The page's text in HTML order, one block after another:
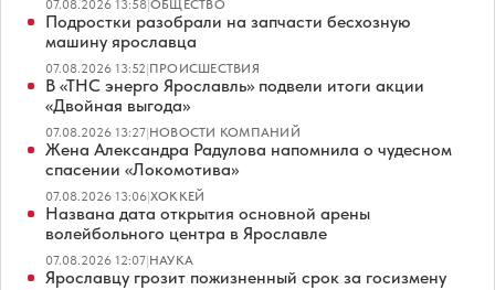
07.08.2026 13:58|ОБЩЕСТВО
Подростки разобрали на запчасти бесхозную
машину ярославца
07.08.2026 13:52|ПРОИСШЕСТВИЯ
В «ТНС энерго Ярославль» подвели итоги акции
«Двойная выгода»
07.08.2026 13:27|НОВОСТИ КОМПАНИЙ
Жена Александра Радулова напомнила о чудесном
спасении «Локомотива»
07.08.2026 13:06|ХОККЕЙ
Названа дата открытия основной арены
волейбольного центра в Ярославле
07.08.2026 12:07|НАУКА
Ярославцу грозит пожизненный срок за госизмену